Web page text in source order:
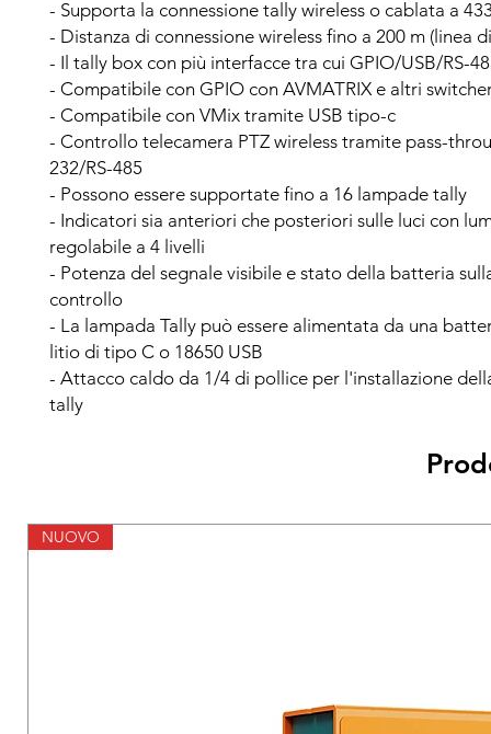
- Supporta la connessione tally wireless o cablata a
- Distanza di connessione wireless fino a 200 m (linea
- Il tally box con più interfacce tra cui GPIO/USB/RS-
- Compatibile con GPIO con AVMATRIX e altri
- Compatibile con VMix tramite USB tipo-c
- Controllo telecamera PTZ wireless tramite pass-
232/RS-485
- Possono essere supportate fino a 16 lampade tally
- Indicatori sia anteriori che posteriori sulle luci con
regolabile a 4 livelli
- Potenza del segnale visibile e stato della batteria
controllo
- La lampada Tally può essere alimentata da una
litio di tipo C o 18650 USB
- Attacco caldo da 1/4 di pollice per l'installazione
tally
NUOVO